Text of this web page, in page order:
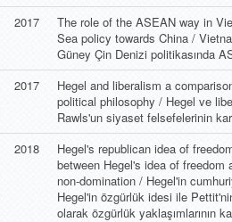
2017
The role of the ASEAN way in
Sea policy towards China /
Güney Çin Denizi politikasında
2017
Hegel and liberalism a
political philosophy / Hegel ve
Rawls'un siyaset felsefelerinin
2018
Hegel's republican idea of
between Hegel's idea of freedom
non-domination / Hegel'in
Hegel'in özgürlük idesi ile
olarak özgürlük yaklaşımlarının